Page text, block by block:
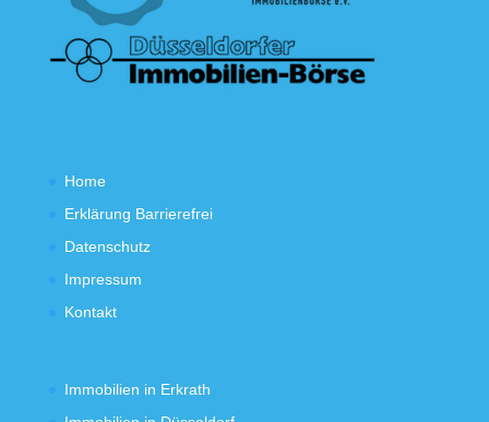
Home
Erklärung Barrierefrei
Datenschutz
Impressum
Kontakt
Immobilien in Erkrath